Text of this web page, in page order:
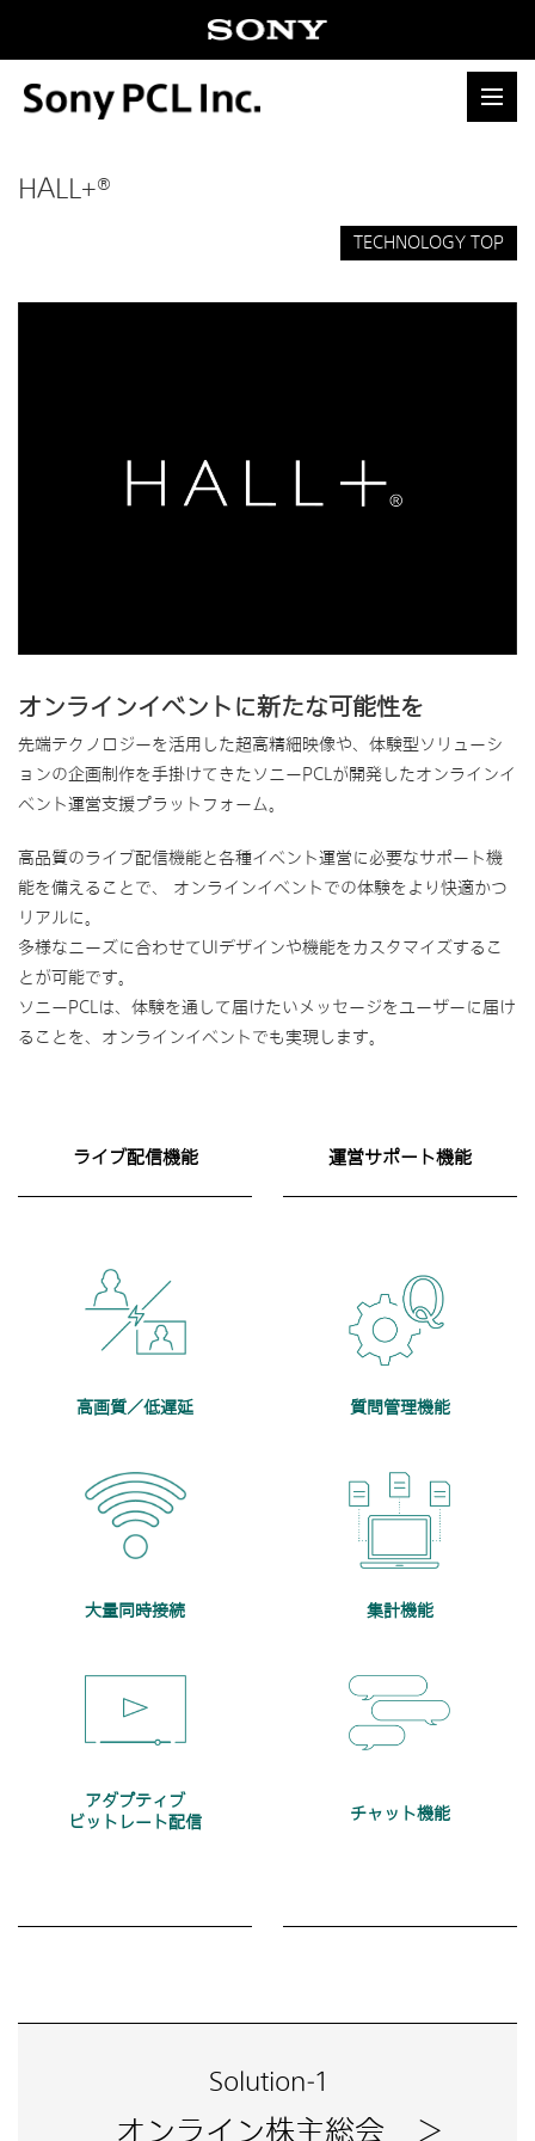
HALL+®
TECHNOLOGY TOP
オンラインイベントに新たな可能性を
先端テクノロジーを活用した超高精細映像や、体験型ソリューシ
ョンの企画制作を手掛けてきたソニーPCLが開発したオンラインイ
ベント運営支援プラットフォーム。
高品質のライブ配信機能と各種イベント運営に必要なサポート機
能を備えることで、 オンラインイベントでの体験をより快適かつ
リアルに。
多様なニーズに合わせてUIデザインや機能をカスタマイズするこ
とが可能です。
ソニーPCLは、体験を通して届けたいメッセージをユーザーに届け
ることを、オンラインイベントでも実現します。
ライブ配信機能
高画質／低遅延
大量同時接続
アダプティブ
ビットレート配信
運営サポート機能
質問管理機能
集計機能
チャット機能
Solution-1
オンライン株主総会 ＞